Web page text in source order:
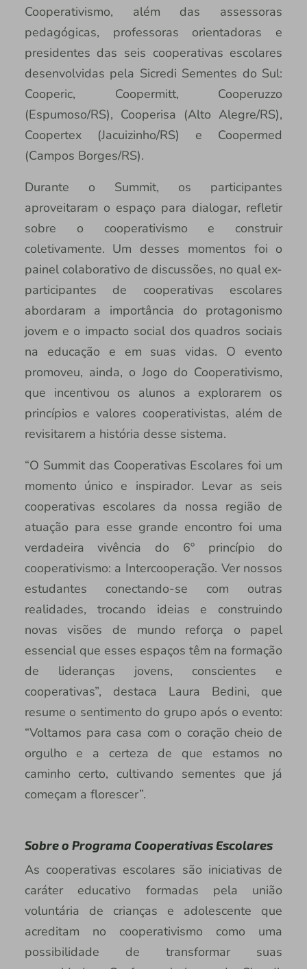
Cooperativismo, além das assessoras
pedagógicas, professoras orientadoras e
presidentes das seis cooperativas escolares
desenvolvidas pela Sicredi Sementes do Sul:
Cooperic, Coopermitt, Cooperuzzo
(Espumoso/RS), Cooperisa (Alto Alegre/RS),
Coopertex (Jacuizinho/RS) e Coopermed
(Campos Borges/RS).
Durante o Summit, os participantes
aproveitaram o espaço para dialogar, refletir
sobre o cooperativismo e construir
coletivamente. Um desses momentos foi o
painel colaborativo de discussões, no qual ex-
participantes de cooperativas escolares
abordaram a importância do protagonismo
jovem e o impacto social dos quadros sociais
na educação e em suas vidas. O evento
promoveu, ainda, o Jogo do Cooperativismo,
que incentivou os alunos a explorarem os
princípios e valores cooperativistas, além de
revisitarem a história desse sistema.
“O Summit das Cooperativas Escolares foi um
momento único e inspirador. Levar as seis
cooperativas escolares da nossa região de
atuação para esse grande encontro foi uma
verdadeira vivência do 6º princípio do
cooperativismo: a Intercooperação. Ver nossos
estudantes conectando-se com outras
realidades, trocando ideias e construindo
novas visões de mundo reforça o papel
essencial que esses espaços têm na formação
de lideranças jovens, conscientes e
cooperativas”, destaca Laura Bedini, que
resume o sentimento do grupo após o evento:
“Voltamos para casa com o coração cheio de
orgulho e a certeza de que estamos no
caminho certo, cultivando sementes que já
começam a florescer”.
Sobre o Programa Cooperativas Escolares
As cooperativas escolares são iniciativas de
caráter educativo formadas pela união
voluntária de crianças e adolescente que
acreditam no cooperativismo como uma
possibilidade de transformar suas